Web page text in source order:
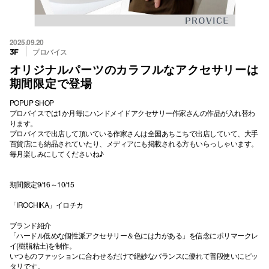
2025.09.20
3F プロバイス
オリジナルパーツのカラフルなアクセサリーは
期間限定で登場
POPUP SHOP
プロバイスでは1か月毎にハンドメイドアクセサリー作家さんの作品が入れ替わ
ります。
プロバイスで出店して頂いている作家さんは全国あちこちで出店していて、大手
百貨店にも納品されていたり、メディアにも掲載される方もいらっしゃいます。
毎月楽しみにしてくださいね♪
期間限定9/16～10/15
「IROCHIKA」イロチカ
ブランド紹介
「ハードル低めな個性派アクセサリー＆色には力がある」を信念にポリマークレ
イ(樹脂粘土)を制作。
いつものファッションに合わせるだけで絶妙なバランスに優れて普段使いにピッ
タリです。